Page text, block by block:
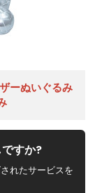
ーぬいぐるみ
すか?
れたサービスを